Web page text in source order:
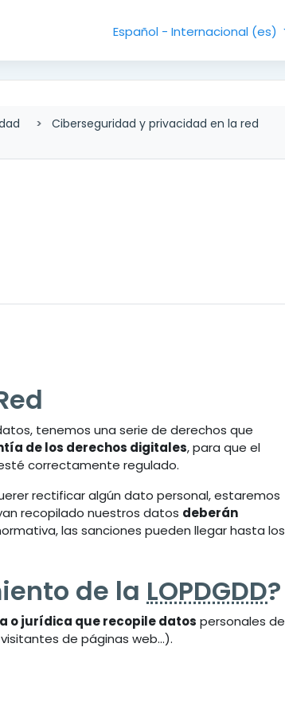
Español - Internacional ‎(es)‎
Ciberseguridad y privacidad en la red
tenemos una serie de derechos que
de los derechos digitales, para que el
correctamente regulado.
rectificar algún dato personal, estaremos
recopilado nuestros datos deberán
las sanciones pueden llegar hasta los
de la LOPDGDD?
o jurídica que recopile datos personales de
de páginas web...).